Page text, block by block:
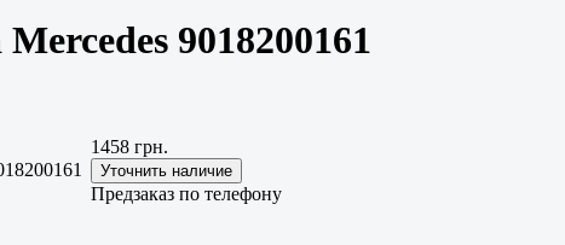
9018200161
1458 грн.
Предзаказ по телефону